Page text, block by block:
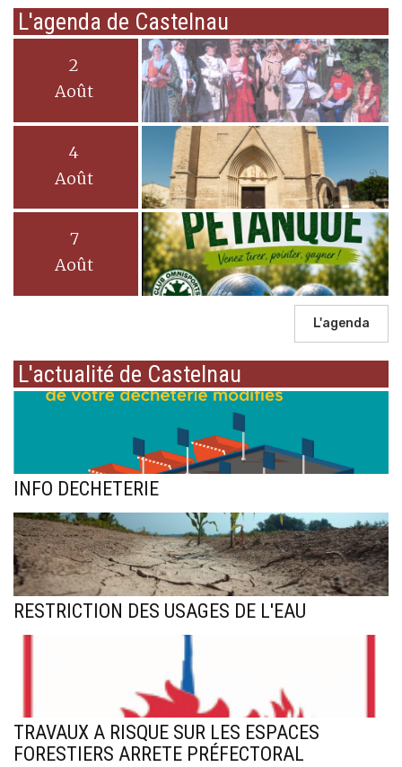
L'agenda de Castelnau
2
Août
4
Août
7
Août
L'agenda
L'actualité de Castelnau
INFO DECHETERIE
RESTRICTION DES USAGES DE L'EAU
TRAVAUX A RISQUE SUR LES ESPACES
FORESTIERS ARRETE PRÉFECTORAL